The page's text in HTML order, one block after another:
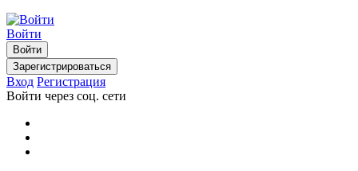
Войти
Войти
Зарегистрироваться
Вход Регистрация
Войти через соц. сети